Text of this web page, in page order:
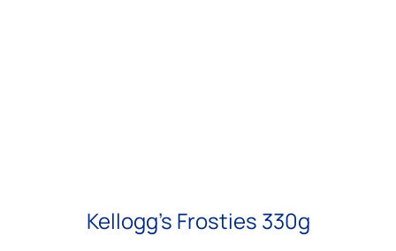
Kellogg’s Frosties 330g